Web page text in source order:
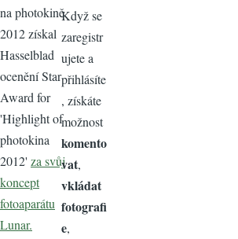
na photokině
2012 získal
Hasselblad
ocenění Star
Award for
'Highlight of
photokina
2012' za svůj
koncept
fotoaparátu
Lunar.
Když se
zaregistr
ujete a
přihlásíte
, získáte
možnost
komento
vat,
vkládat
fotografi
e,